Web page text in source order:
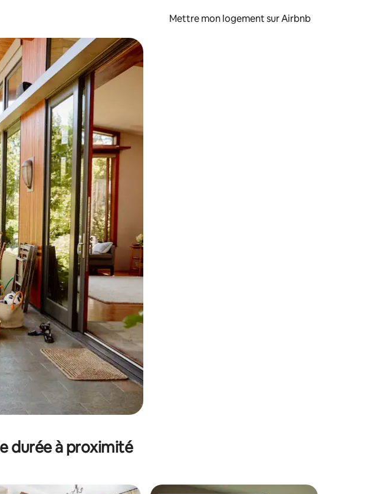
Mettre mon logement sur Airbnb
ou en appuyant et en faisant glisser.
durée à proximité